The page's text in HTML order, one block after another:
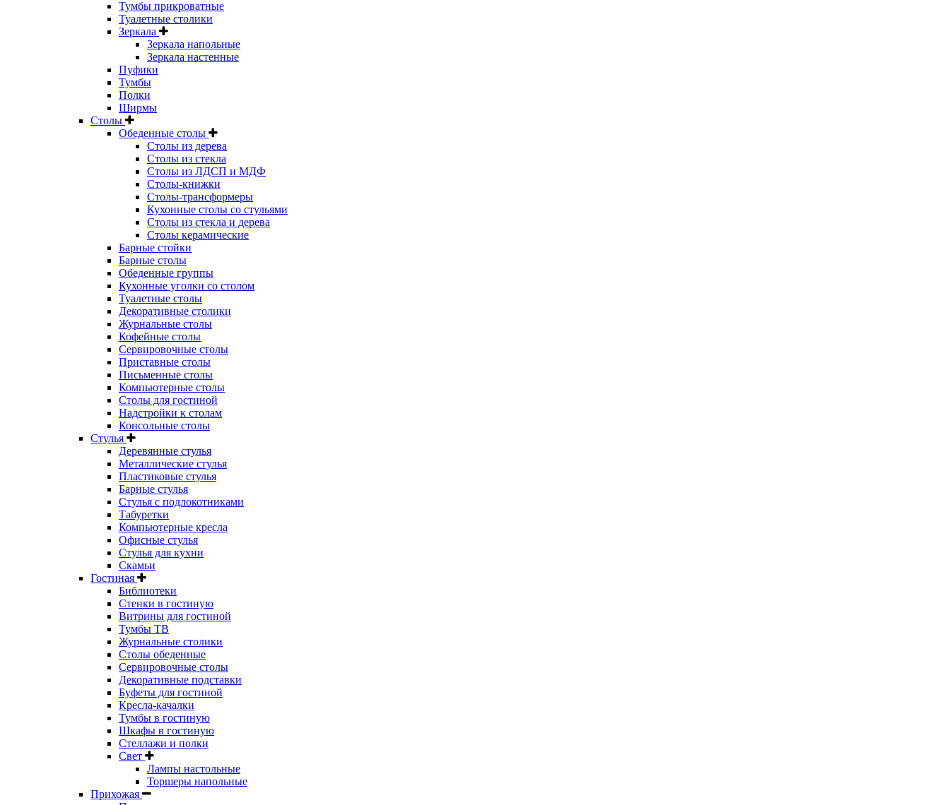
Тумбы прикроватные
Туалетные столики
Зеркала
Зеркала напольные
Зеркала настенные
Пуфики
Тумбы
Полки
Ширмы
Столы
Обеденные столы
Столы из дерева
Столы из стекла
Столы из ЛДСП и МДФ
Столы-книжки
Столы-трансформеры
Кухонные столы со стульями
Столы из стекла и дерева
Столы керамические
Барные стойки
Барные столы
Обеденные группы
Кухонные уголки со столом
Туалетные столы
Декоративные столики
Журнальные столы
Кофейные столы
Сервировочные столы
Приставные столы
Письменные столы
Компьютерные столы
Столы для гостиной
Надстройки к столам
Консольные столы
Стулья
Деревянные стулья
Металлические стулья
Пластиковые стулья
Барные стулья
Стулья с подлокотниками
Табуретки
Компьютерные кресла
Офисные стулья
Стулья для кухни
Скамьи
Гостиная
Библиотеки
Стенки в гостиную
Витрины для гостиной
Тумбы ТВ
Журнальные столики
Столы обеденные
Сервировочные столы
Декоративные подставки
Буфеты для гостиной
Кресла-качалки
Тумбы в гостиную
Шкафы в гостиную
Стеллажи и полки
Свет
Лампы настольные
Торшеры напольные
Прихожая